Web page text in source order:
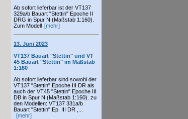
Ab sofort lieferbar ist der VT137
329a/b Bauart "Stettin" Epoche II
DRG in Spur N (Maßstab 1:160).
Zum Modell [mehr]
13. Juni 2023
VT137 Bauart "Stettin" und VT
45 Bauart "Stettin" im Maßstab
1:160
Ab sofort lieferbar sind sowohl der
VT137 "Stettin" Epoche III DR als
auch der VT45 "Stettin" Epoche III
DB in Spur N (Maßstab 1:160). zu
den Modellen: VT137 331a/b
Bauart "Stettin" Ep. III DR ,...
[mehr]